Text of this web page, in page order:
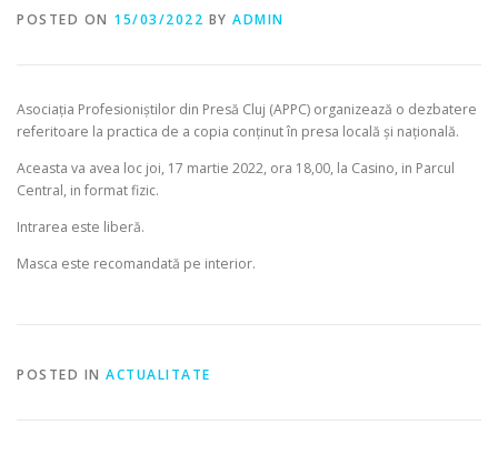
POSTED ON 15/03/2022 BY ADMIN
Asociația Profesioniștilor din Presă Cluj (APPC) organizează o dezbatere
referitoare la practica de a copia conținut în presa locală și națională.
Aceasta va avea loc joi, 17 martie 2022, ora 18,00, la Casino, in Parcul
Central, in format fizic.
Intrarea este liberă.
Masca este recomandată pe interior.
POSTED IN ACTUALITATE